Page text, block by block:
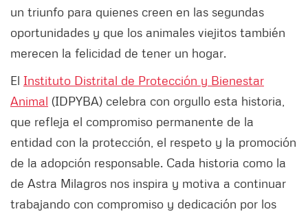
un triunfo para quienes creen en las segundas
oportunidades y que los animales viejitos también
merecen la felicidad de tener un hogar.
El Instituto Distrital de Protección y Bienestar
Animal (IDPYBA) celebra con orgullo esta historia,
que refleja el compromiso permanente de la
entidad con la protección, el respeto y la promoción
de la adopción responsable. Cada historia como la
de Astra Milagros nos inspira y motiva a continuar
trabajando con compromiso y dedicación por los